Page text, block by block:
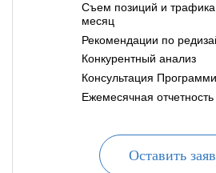
Съем позиций и трафика
месяц
Рекомендации по
Конкурентный анализ
Консультация
Ежемесячная отчетность
Оставить